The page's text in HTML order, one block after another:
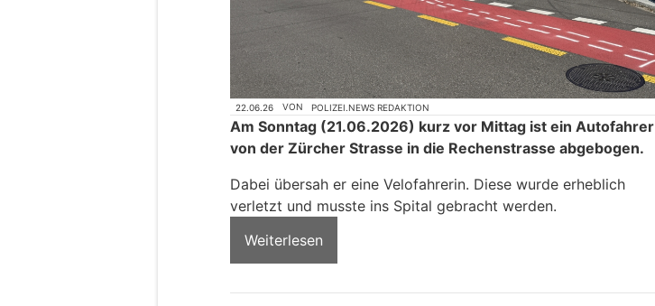
22.06.26 VON POLIZEI.NEWS REDAKTION
Am Sonntag (21.06.2026) kurz vor Mittag ist ein Autofahrer
von der Zürcher Strasse in die Rechenstrasse abgebogen.
Dabei übersah er eine Velofahrerin. Diese wurde erheblich
verletzt und musste ins Spital gebracht werden.
Weiterlesen